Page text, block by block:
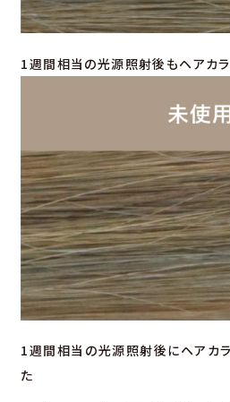
1週間相当の光源照射後もヘアカ
1週間相当の光源照射後にヘアカ
た